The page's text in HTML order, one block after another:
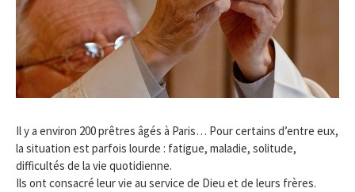
Il y a environ 200 prêtres âgés à Paris… Pour certains d’entre eux,
la situation est parfois lourde : fatigue, maladie, solitude,
difficultés de la vie quotidienne.
Ils ont consacré leur vie au service de Dieu et de leurs frères.